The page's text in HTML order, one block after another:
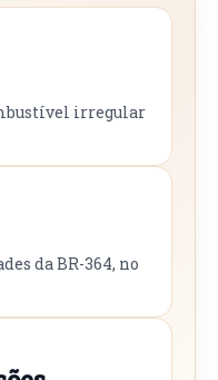
irregular
da BR-364, no